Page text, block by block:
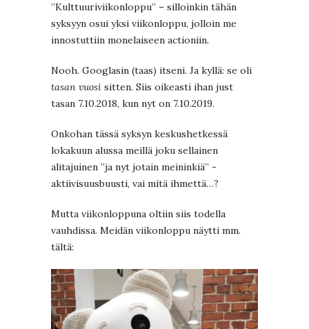
”Kulttuuriviikonloppu” – silloinkin tähän
syksyyn osui yksi viikonloppu, jolloin me
innostuttiin monelaiseen actioniin.
Nooh. Googlasin (taas) itseni. Ja kyllä: se oli
tasan vuosi sitten. Siis oikeasti ihan just
tasan 7.10.2018, kun nyt on 7.10.2019.
Onkohan tässä syksyn keskushetkessä
lokakuun alussa meillä joku sellainen
alitajuinen ”ja nyt jotain meininkiä” -
aktiivisuusbuusti, vai mitä ihmettä…?
Mutta viikonloppuna oltiin siis todella
vauhdissa. Meidän viikonloppu näytti mm.
tältä: